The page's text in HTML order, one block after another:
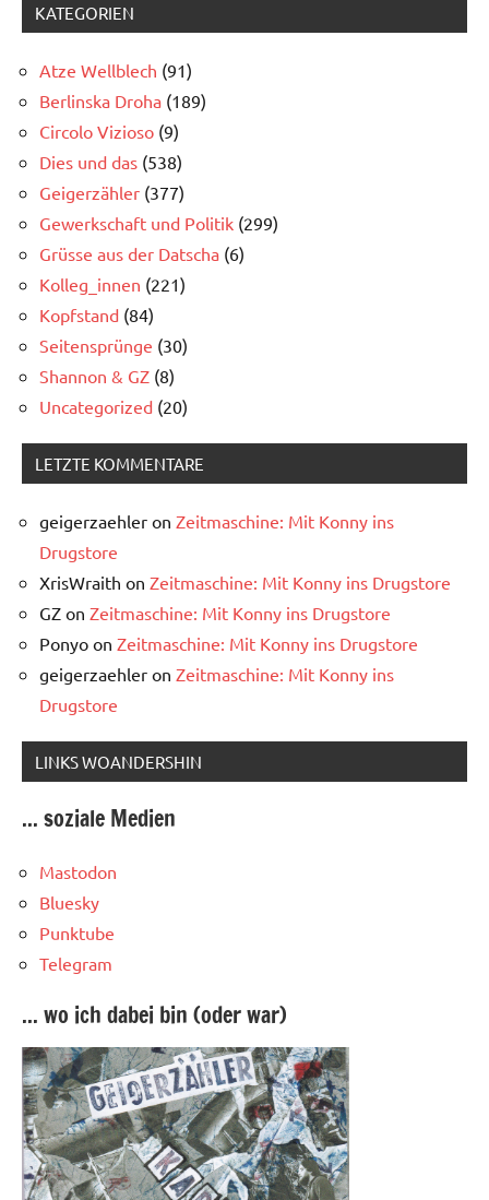
KATEGORIEN
Atze Wellblech (91)
Berlinska Droha (189)
Circolo Vizioso (9)
Dies und das (538)
Geigerzähler (377)
Gewerkschaft und Politik (299)
Grüsse aus der Datscha (6)
Kolleg_innen (221)
Kopfstand (84)
Seitensprünge (30)
Shannon & GZ (8)
Uncategorized (20)
LETZTE KOMMENTARE
geigerzaehler on Zeitmaschine: Mit Konny ins
Drugstore
XrisWraith on Zeitmaschine: Mit Konny ins Drugstore
GZ on Zeitmaschine: Mit Konny ins Drugstore
Ponyo on Zeitmaschine: Mit Konny ins Drugstore
geigerzaehler on Zeitmaschine: Mit Konny ins
Drugstore
LINKS WOANDERSHIN
... soziale Medien
Mastodon
Bluesky
Punktube
Telegram
... wo ich dabei bin (oder war)